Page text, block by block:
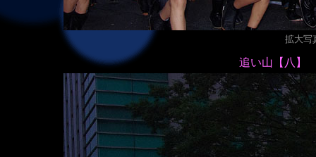
拡大写
追い山【八】